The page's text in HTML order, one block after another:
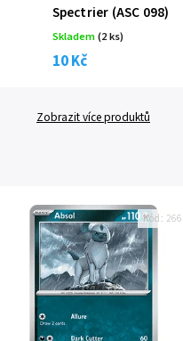
Spectrier (ASC 098)
Skladem(2 ks)
10 Kč
Zobrazit více produktů
Kód: